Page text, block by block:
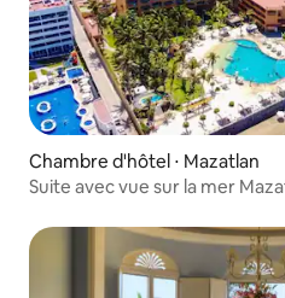
Chambre d'hôtel ⋅ Mazatlan
Suite avec vue sur la mer